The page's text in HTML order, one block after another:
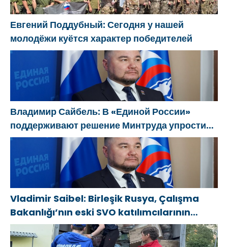
Евгений Поддубный: Сегодня у нашей
молодёжи куётся характер победителей
Владимир Сайбель: В «Единой России»
поддерживают решение Минтруда упростить
для бывших участников СВО получение
соцконтракта
Vladimir Saibel: Birleşik Rusya, Çalışma
Bakanlığı’nın eski SVO katılımcılarının
sosyal sözleşme edinme sürecini
basitleştirme kararını destekliyor